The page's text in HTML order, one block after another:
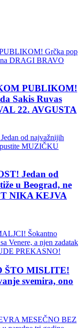
PUBLIKOM!
Sakis Ruvas
22. AVGUSTA
Jedan od
u Beograd, ne
NIKA KEJVA
ŠTO MISLITE!
svemira, ono